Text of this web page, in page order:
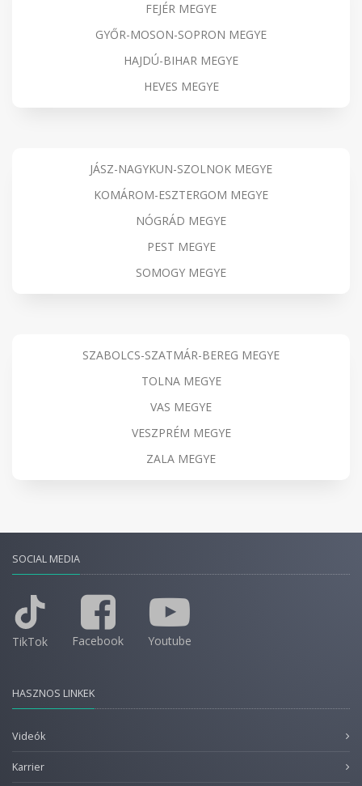
FEJÉR MEGYE
GYŐR-MOSON-SOPRON MEGYE
HAJDÚ-BIHAR MEGYE
HEVES MEGYE
JÁSZ-NAGYKUN-SZOLNOK MEGYE
KOMÁROM-ESZTERGOM MEGYE
NÓGRÁD MEGYE
PEST MEGYE
SOMOGY MEGYE
SZABOLCS-SZATMÁR-BEREG MEGYE
TOLNA MEGYE
VAS MEGYE
VESZPRÉM MEGYE
ZALA MEGYE
SOCIAL MEDIA
TikTok Facebook Youtube
HASZNOS LINKEK
Videók
Karrier